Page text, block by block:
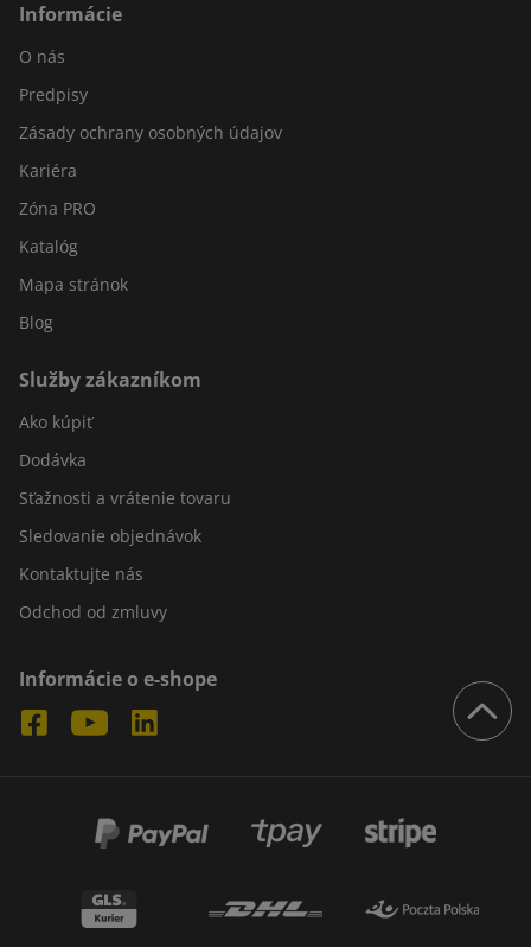
Informácie
O nás
Predpisy
Zásady ochrany osobných údajov
Kariéra
Zóna PRO
Katalóg
Mapa stránok
Blog
Služby zákazníkom
Ako kúpiť
Dodávka
Sťažnosti a vrátenie tovaru
Sledovanie objednávok
Kontaktujte nás
Odchod od zmluvy
Informácie o e-shope